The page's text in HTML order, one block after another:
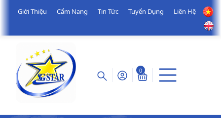
Giới Thiệu Cẩm Nang Tin Tức Tuyển Dụng Liên Hệ
0